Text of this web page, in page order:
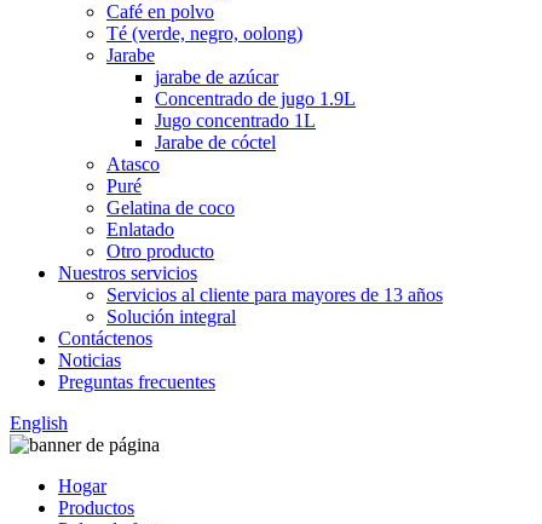
Café en polvo
Té (verde, negro, oolong)
Jarabe
jarabe de azúcar
Concentrado de jugo 1.9L
Jugo concentrado 1L
Jarabe de cóctel
Atasco
Puré
Gelatina de coco
Enlatado
Otro producto
Nuestros servicios
Servicios al cliente para mayores de 13 años
Solución integral
Contáctenos
Noticias
Preguntas frecuentes
English
Hogar
Productos